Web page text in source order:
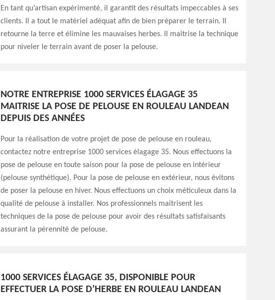
En tant qu’artisan expérimenté, il garantit des résultats impeccables à ses
clients. Il a tout le matériel adéquat afin de bien préparer le terrain. Il
retourne la terre et élimine les mauvaises herbes. Il maitrise la technique
pour niveler le terrain avant de poser la pelouse.
NOTRE ENTREPRISE 1000 SERVICES ÉLAGAGE 35
MAITRISE LA POSE DE PELOUSE EN ROULEAU LANDEAN
DEPUIS DES ANNÉES
Pour la réalisation de votre projet de pose de pelouse en rouleau,
contactez notre entreprise 1000 services élagage 35. Nous effectuons la
pose de pelouse en toute saison pour la pose de pelouse en intérieur
(pelouse synthétique). Pour la pose de pelouse en extérieur, nous évitons
de poser la pelouse en hiver. Nous effectuons un choix méticuleux dans la
qualité de pelouse à installer. Nos professionnels maitrisent les
techniques de la pose de pelouse pour avoir des résultats satisfaisants
assurant la pérennité de pelouse.
1000 SERVICES ÉLAGAGE 35, DISPONIBLE POUR
EFFECTUER LA POSE D’HERBE EN ROULEAU LANDEAN